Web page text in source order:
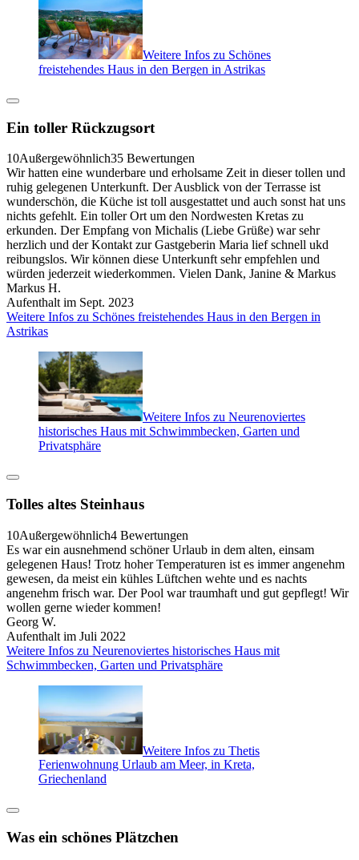
Weitere Infos zu Schönes
freistehendes Haus in den Bergen in Astrikas
Ein toller Rückzugsort
10Außergewöhnlich35 Bewertungen
Wir hatten eine wunderbare und erholsame Zeit in dieser tollen und
ruhig gelegenen Unterkunft. Der Ausblick von der Terrasse ist
wunderschön, die Küche ist toll ausgestattet und auch sonst hat uns
nichts gefehlt. Ein toller Ort um den Nordwesten Kretas zu
erkunden. Der Empfang von Michalis (Liebe Grüße) war sehr
herzlich und der Kontakt zur Gastgeberin Maria lief schnell ukd
reibungslos. Wir können diese Unterkunft sehr empfehlen und
würden jederzeit wiederkommen. Vielen Dank, Janine & Markus
Markus H.
Aufenthalt im Sept. 2023
Weitere Infos zu Schönes freistehendes Haus in den Bergen in
Astrikas
Weitere Infos zu Neurenoviertes
historisches Haus mit Schwimmbecken, Garten und
Privatsphäre
Tolles altes Steinhaus
10Außergewöhnlich4 Bewertungen
Es war ein ausnehmend schöner Urlaub in dem alten, einsam
gelegenen Haus! Trotz hoher Temperaturen ist es immer angenehm
gewesen, da meist ein kühles Lüftchen wehte und es nachts
angenehm frisch war. Der Pool war traumhaft und gut gepflegt! Wir
wollen gerne wieder kommen!
Georg W.
Aufenthalt im Juli 2022
Weitere Infos zu Neurenoviertes historisches Haus mit
Schwimmbecken, Garten und Privatsphäre
Weitere Infos zu Thetis
Ferienwohnung Urlaub am Meer, in Kreta,
Griechenland
Was ein schönes Plätzchen